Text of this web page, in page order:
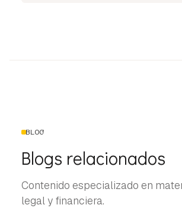
BLOG
Blogs relacionados
Contenido especializado en
legal y financiera.